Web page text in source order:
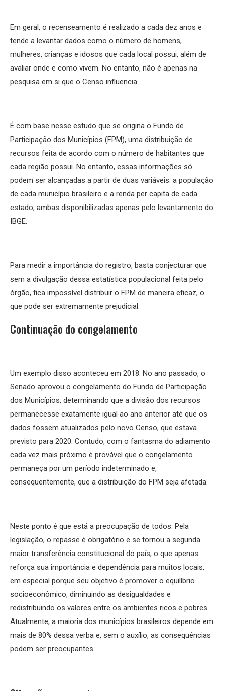
Em geral, o recenseamento é realizado a cada dez anos e
tende a levantar dados como o número de homens,
mulheres, crianças e idosos que cada local possui, além de
avaliar onde e como vivem. No entanto, não é apenas na
pesquisa em si que o Censo influencia.
É com base nesse estudo que se origina o Fundo de
Participação dos Municípios (FPM), uma distribuição de
recursos feita de acordo com o número de habitantes que
cada região possui. No entanto, essas informações só
podem ser alcançadas a partir de duas variáveis: a população
de cada município brasileiro e a renda per capita de cada
estado, ambas disponibilizadas apenas pelo levantamento do
IBGE.
Para medir a importância do registro, basta conjecturar que
sem a divulgação dessa estatística populacional feita pelo
órgão, fica impossível distribuir o FPM de maneira eficaz, o
que pode ser extremamente prejudicial.
Continuação do congelamento
Um exemplo disso aconteceu em 2018. No ano passado, o
Senado aprovou o congelamento do Fundo de Participação
dos Municípios, determinando que a divisão dos recursos
permanecesse exatamente igual ao ano anterior até que os
dados fossem atualizados pelo novo Censo, que estava
previsto para 2020. Contudo, com o fantasma do adiamento
cada vez mais próximo é provável que o congelamento
permaneça por um período indeterminado e,
consequentemente, que a distribuição do FPM seja afetada.
Neste ponto é que está a preocupação de todos. Pela
legislação, o repasse é obrigatório e se tornou a segunda
maior transferência constitucional do país, o que apenas
reforça sua importância e dependência para muitos locais,
em especial porque seu objetivo é promover o equilíbrio
socioeconômico, diminuindo as desigualdades e
redistribuindo os valores entre os ambientes ricos e pobres.
Atualmente, a maioria dos municípios brasileiros depende em
mais de 80% dessa verba e, sem o auxílio, as consequências
podem ser preocupantes.